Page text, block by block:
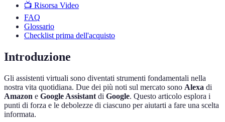
📺 Risorsa Video
FAQ
Glossario
Checklist prima dell'acquisto
Introduzione
Gli assistenti virtuali sono diventati strumenti fondamentali nella
nostra vita quotidiana. Due dei più noti sul mercato sono Alexa di
Amazon e Google Assistant di Google. Questo articolo esplora i
punti di forza e le debolezze di ciascuno per aiutarti a fare una scelta
informata.